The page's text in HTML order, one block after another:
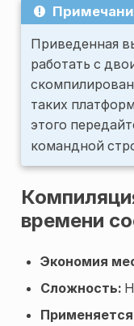
Приведенная
работать с
таких
этого
командной
времени
Экономия
Сложность: